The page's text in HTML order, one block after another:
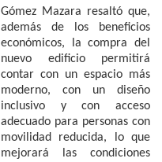
Gómez Mazara resaltó que,
además de los beneficios
económicos, la compra del
nuevo edificio permitirá
contar con un espacio más
moderno, con un diseño
inclusivo y con acceso
adecuado para personas con
movilidad reducida, lo que
mejorará las condiciones